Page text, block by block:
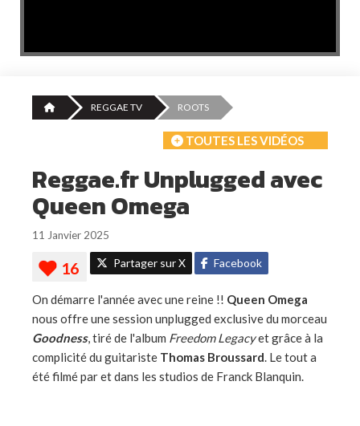
REGGAE TV ROOTS
TOUTES LES VIDÉOS
Reggae.fr Unplugged avec
Queen Omega
11 Janvier 2025
Partager sur X Facebook
On démarre l'année avec une reine !! Queen Omega
nous offre une session unplugged exclusive du morceau
Goodness, tiré de l'album Freedom Legacyet grâce à la
complicité du guitariste Thomas Broussard. Le tout a
été filmé par et dans les studios de Franck Blanquin.